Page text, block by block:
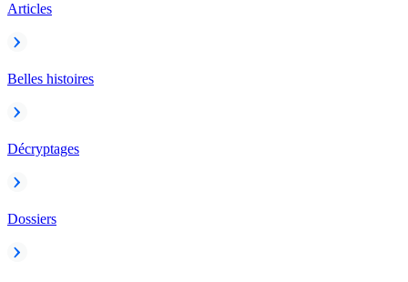
Articles
Belles histoires
Décryptages
Dossiers